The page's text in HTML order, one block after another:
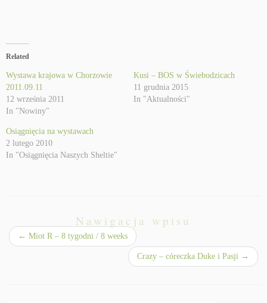
Related
Wystawa krajowa w Chorzowie
2011.09.11
12 września 2011
In "Nowiny"
Kusi – BOS w Świebodzicach
11 grudnia 2015
In "Aktualności"
Osiągnięcia na wystawach
2 lutego 2010
In "Osiągnięcia Naszych Sheltie"
Nawigacja wpisu
← Miot R – 8 tygodni / 8 weeks
Crazy – córeczka Duke i Pasji →